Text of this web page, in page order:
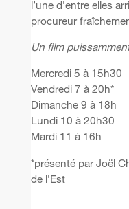
l’une d’entre elles
procureur
Un film
Mercredi 5 à 15h30
Vendredi 7 à 20h*
Dimanche 9 à 18h
Lundi 10 à 20h30
Mardi 11 à 16h
*présenté par Joël
de l’Est